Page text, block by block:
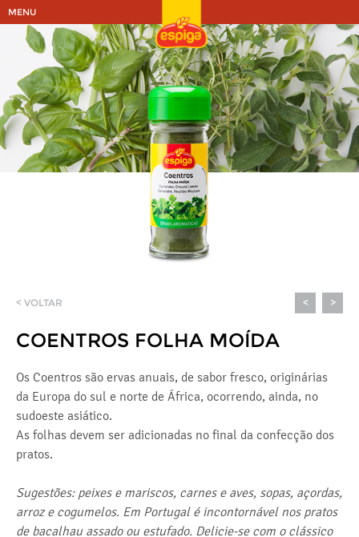
MENU
< VOLTAR < >
COENTROS FOLHA MOÍDA
Os Coentros são ervas anuais, de sabor fresco, originárias
da Europa do sul e norte de África, ocorrendo, ainda, no
sudoeste asiático.
As folhas devem ser adicionadas no final da confecção dos
pratos.
Sugestões: peixes e mariscos, carnes e aves, sopas, açordas,
arroz e cogumelos. Em Portugal é incontornável nos pratos
de bacalhau assado ou estufado. Delicie-se com o clássico